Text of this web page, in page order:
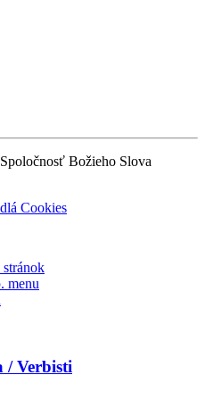
Božieho Slova
Cookies
stránok
menu
/ Verbisti